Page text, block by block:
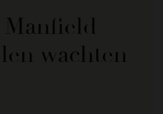
wachten